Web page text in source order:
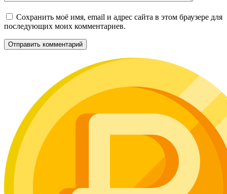
Сохранить моё имя, email и адрес сайта в этом браузере для
последующих моих комментариев.